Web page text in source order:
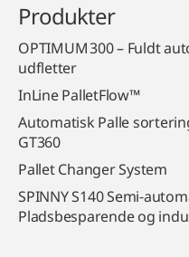
Produkter
OPTIMUM 300 – Fuldt
udfletter
InLine PalletFlow™
Automatisk Palle
GT360
Pallet Changer System
SPINNY S140
Pladsbesparende og